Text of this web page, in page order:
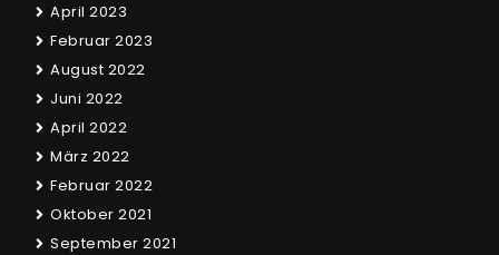
April 2023
Februar 2023
August 2022
Juni 2022
April 2022
März 2022
Februar 2022
Oktober 2021
September 2021